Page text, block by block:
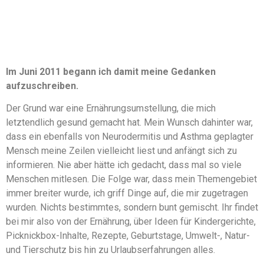
Im Juni 2011 begann ich damit meine Gedanken
aufzuschreiben.
Der Grund war eine Ernährungsumstellung, die mich
letztendlich gesund gemacht hat. Mein Wunsch dahinter war,
dass ein ebenfalls von Neurodermitis und Asthma geplagter
Mensch meine Zeilen vielleicht liest und anfängt sich zu
informieren. Nie aber hätte ich gedacht, dass mal so viele
Menschen mitlesen. Die Folge war, dass mein Themengebiet
immer breiter wurde, ich griff Dinge auf, die mir zugetragen
wurden. Nichts bestimmtes, sondern bunt gemischt. Ihr findet
bei mir also von der Ernährung, über Ideen für Kindergerichte,
Picknickbox-Inhalte, Rezepte, Geburtstage, Umwelt-, Natur-
und Tierschutz bis hin zu Urlaubserfahrungen alles.